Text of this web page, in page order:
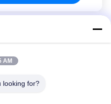
लड़कियों सस्ते पैकिंग बॉक्स
लड़कियों सस्ते पैकिंग बॉक्स
AM
looking for?